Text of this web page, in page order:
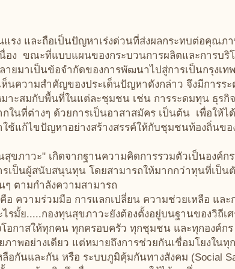
ง และถือเป็นปัญหาเร่งด่วนที่ส่งผลกระทบต่อคุณภา
อง ขณะที่แบบแผนของกระบวนการผลิตและการบริ
ยมาเป็นข้อจำกัดของการพัฒนาไปสู่การเป็นกรุงเท
ความสำคัญของประเด็นปัญหาดังกล่าว จึงมีการระ
มาะสมกับพื้นที่ในแต่ละชุมชน เช่น การระดมทุน ธุร
นที่ต่างๆ ด้วยการเป็นอาสาสมัคร เป็นต้น เพื่อให้ไ
แก้ไขปัญหาอย่างสร้างสรรค์ให้กับชุมชนท้องถิ่นขอ
วะ" เกิดจากฐานความคิดการรวมตัวเป็นองค์กร
เป็นผู้สนับสนุนทุน โดยสามารถให้มากกว่าทุนที่เป็นตั
ๆ ตามกำลังความสามารถ
ความร่วมมือ การแลกเปลี่ยน ความช่วยเหลือ และ
ย.....กองทุนสุขภาวะยังต้องตั้งอยู่บนฐานของวิถีเศ
กาสให้ทุกคน ทุกครอบครัว ทุกชุมชน และทุกองค์ก
าพอย่างเดียว แต่หมายถึงการช่วยกันเชื่อมโยงใน
อกันและกัน หรือ ระบบภูมิคุ้มกันทางสังคม (Social